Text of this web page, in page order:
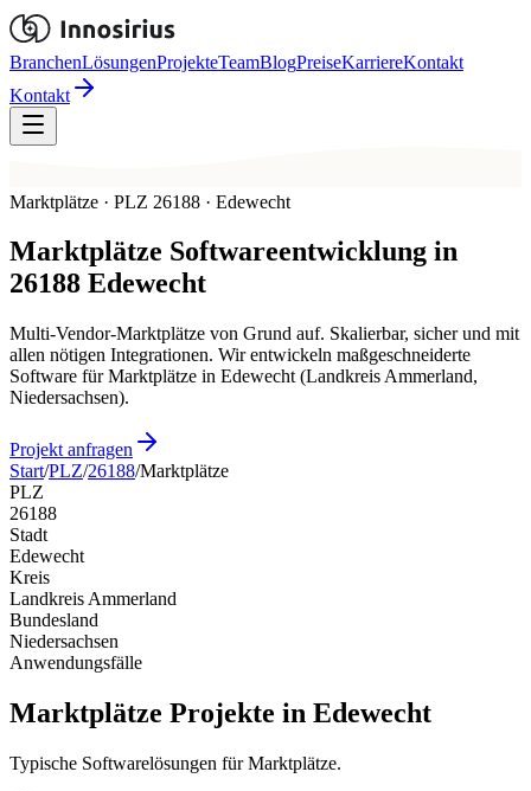
BranchenLösungenProjekteTeamBlogPreiseKarriereKontakt
Kontakt
Marktplätze · PLZ 26188 · Edewecht
Marktplätze Softwareentwicklung in
26188 Edewecht
Multi-Vendor-Marktplätze von Grund auf. Skalierbar, sicher und mit
allen nötigen Integrationen. Wir entwickeln maßgeschneiderte
Software für Marktplätze in Edewecht (Landkreis Ammerland,
Niedersachsen).
Projekt anfragen
Start/PLZ/26188/Marktplätze
PLZ
26188
Stadt
Edewecht
Kreis
Landkreis Ammerland
Bundesland
Niedersachsen
Anwendungsfälle
Marktplätze Projekte in Edewecht
Typische Softwarelösungen für Marktplätze.